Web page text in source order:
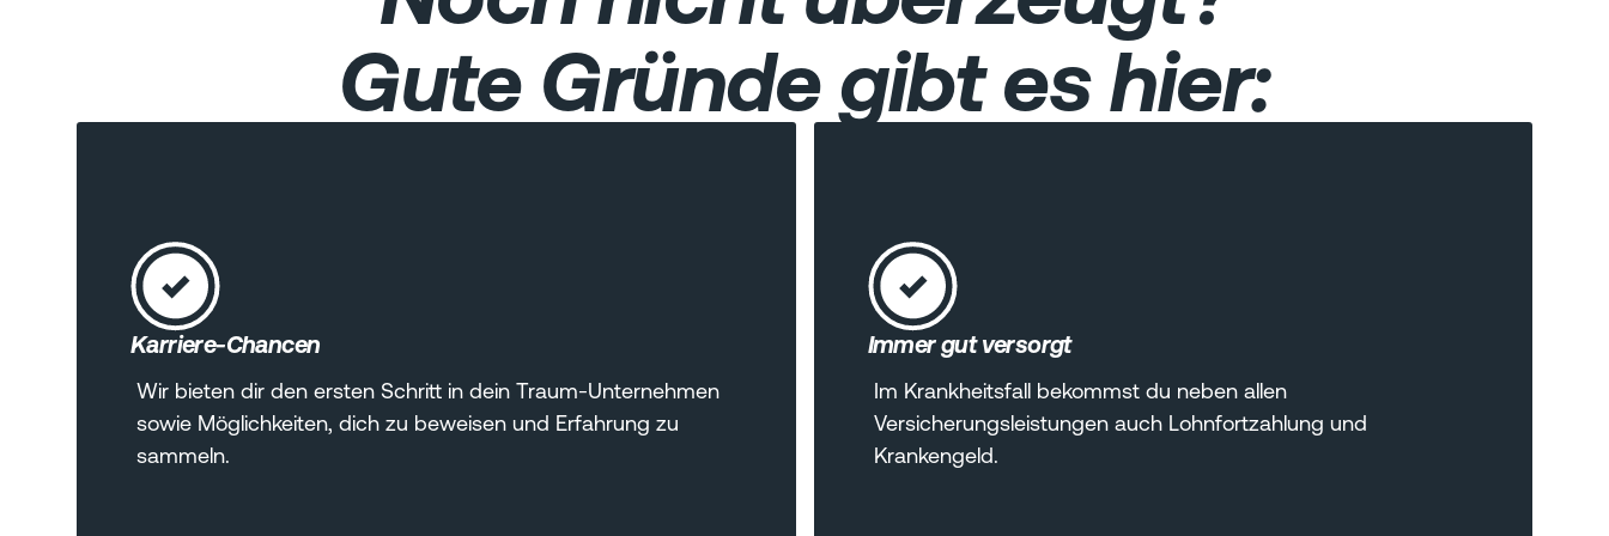
Gute Gründe gibt es hier:
Karriere-Chancen
Wir bieten dir den ersten Schritt in dein Traum-Unternehmen
sowie Möglichkeiten, dich zu beweisen und Erfahrung zu
sammeln.
Immer gut versorgt
Im Krankheitsfall bekommst du neben allen
Versicherungsleistungen auch Lohnfortzahlung und
Krankengeld.